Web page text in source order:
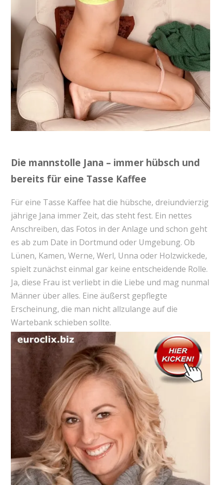
Die mannstolle Jana – immer hübsch und
bereits für eine Tasse Kaffee
Für eine Tasse Kaffee hat die hübsche, dreiundvierzig
jährige Jana immer Zeit, das steht fest. Ein nettes
Anschreiben, das Fotos in der Anlage und schon geht
es ab zum Date in Dortmund oder Umgebung. Ob
Lünen, Kamen, Werne, Werl, Unna oder Holzwickede,
spielt zunächst einmal gar keine entscheidende Rolle.
Ja, diese Frau ist verliebt in die Liebe und mag nunmal
Männer über alles. Eine äußerst gepflegte
Erscheinung, die man nicht allzulange auf die
Wartebank schieben sollte.